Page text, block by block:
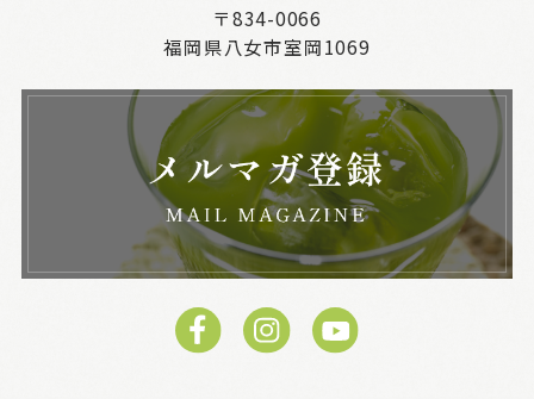
〒834-0066
福岡県八女市室岡1069